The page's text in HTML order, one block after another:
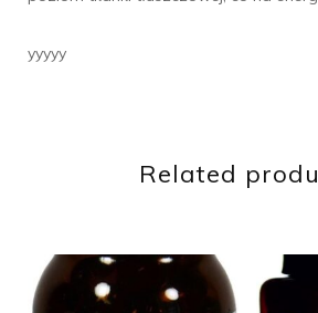
yyyyy
Related